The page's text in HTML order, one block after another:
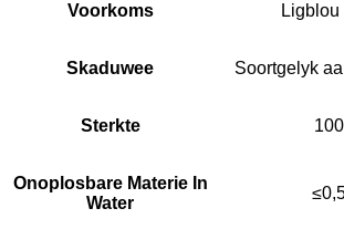
Voorkoms
Skaduwee Soortgelyk
Sterkte
Onoplosbare Materie In
Water